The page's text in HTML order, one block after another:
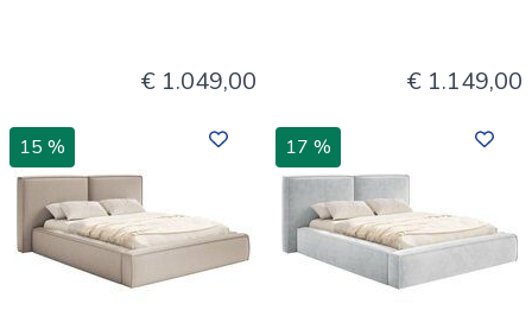
€ 1.049,00 € 1.149,00
15 % 17 %